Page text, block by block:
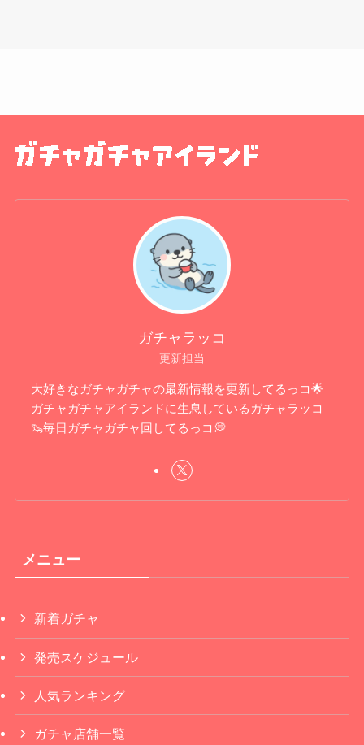
ガチャラッコ
更新担当
大好きなガチャガチャの最新情報を更新してるっコ🌟
ガチャガチャアイランドに生息しているガチャラッコ
🦦毎日ガチャガチャ回してるっコ💭
メニュー
新着ガチャ
発売スケジュール
人気ランキング
ガチャ店舗一覧